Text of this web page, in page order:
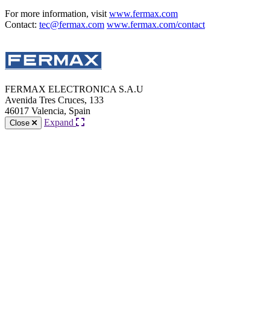
For more information, visit www.fermax.com
Contact: tec@fermax.com www.fermax.com/contact
FERMAX ELECTRONICA S.A.U
Avenida Tres Cruces, 133
46017 Valencia, Spain
Close Expand